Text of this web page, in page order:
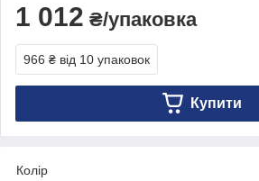
1 012 ₴/упаковка
966 ₴ від 10 упаковок
Купити
Колір